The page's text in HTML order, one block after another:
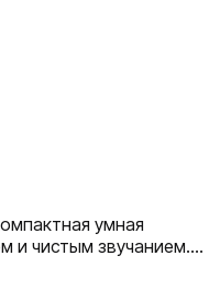
умная
и чистым звучанием.